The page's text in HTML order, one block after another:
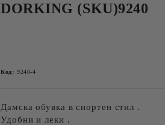
DORKING (SKU)9240
Код: 9240-4
Дамска обувка в спортен стил .
Удобни и леки .